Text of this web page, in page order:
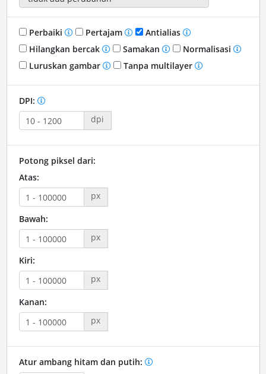
Perbaiki Pertajam
Antialias
Hilangkan bercak
Samakan
Normalisasi
Luruskan gambar
Tanpa multilayer
DPI:
dpi
Potong piksel dari:
Atas:
px
Bawah:
px
Kiri:
px
Kanan:
px
Atur ambang hitam dan putih: